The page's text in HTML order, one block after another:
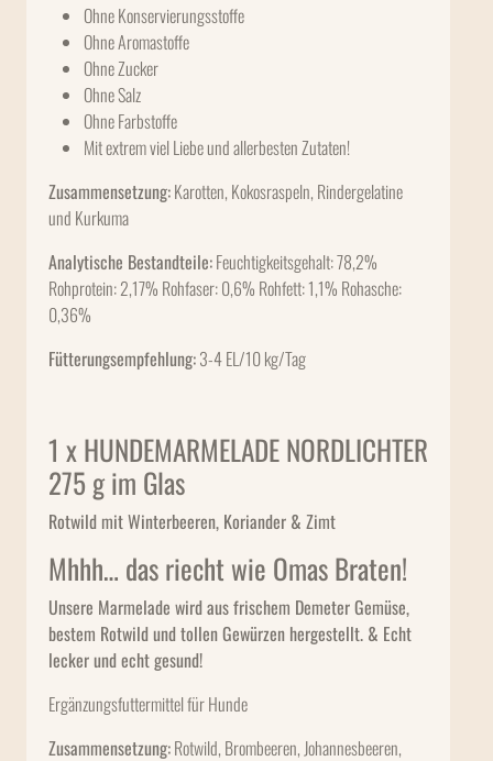
Ohne Konservierungsstoffe
Ohne Aromastoffe
Ohne Zucker
Ohne Salz
Ohne Farbstoffe
Mit extrem viel Liebe und allerbesten Zutaten!
Zusammensetzung:Karotten, Kokosraspeln, Rindergelatine
und Kurkuma
Analytische Bestandteile:Feuchtigkeitsgehalt: 78,2%
Rohprotein: 2,17% Rohfaser: 0,6% Rohfett: 1,1% Rohasche:
0,36%
Fütterungsempfehlung:3-4 EL/10 kg/Tag
1 x HUNDEMARMELADE ​NORDLICHTER
275 g im Glas
Rotwild mit Winterbeeren, Koriander & Zimt
Mhhh… das riecht wie Omas Braten!
Unsere Marmelade wird aus frischem Demeter Gemüse,
bestem Rotwild und tollen Gewürzen hergestellt. & Echt
lecker und echt gesund!
Ergänzungsfuttermittel für Hunde
Zusammensetzung:Rotwild, Brombeeren, Johannesbeeren,